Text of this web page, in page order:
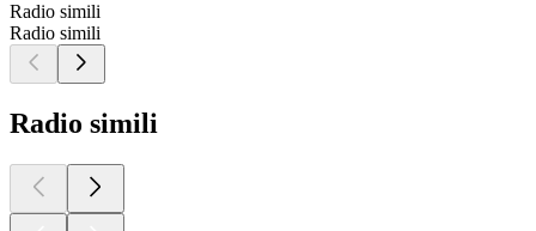
Radio simili
Radio simili
Radio simili